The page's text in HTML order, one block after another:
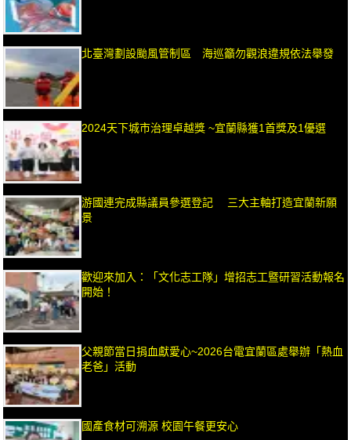
北臺灣劃設颱風管制區 海巡籲勿觀浪違規依法舉發
2024天下城市治理卓越獎 ~宜蘭縣獲1首獎及1優選
游國連完成縣議員參選登記 三大主軸打造宜蘭新願
景
歡迎來加入：「文化志工隊」增招志工暨研習活動報名
開始！
父親節當日捐血獻愛心~2026台電宜蘭區處舉辦「熱血
老爸」活動
國產食材可溯源 校園午餐更安心